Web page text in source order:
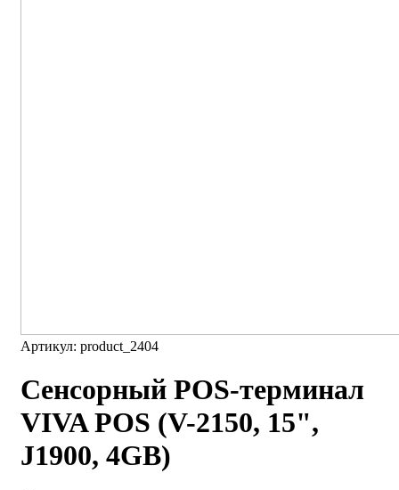
Артикул: product_2404
Сенсорный POS-терминал
VIVA POS (V-2150, 15",
J1900, 4GB)